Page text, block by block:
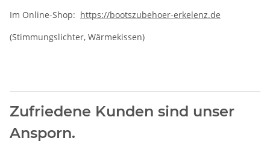
Im Online-Shop: https://bootszubehoer-erkelenz.de
(Stimmungslichter, Wärmekissen)
Zufriedene Kunden sind unser
Ansporn.